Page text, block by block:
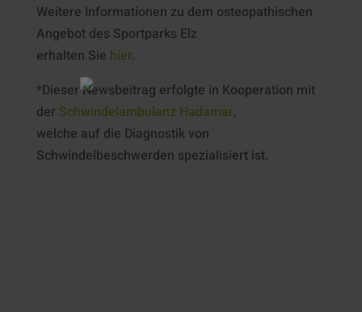
Weitere Informationen zu dem osteopathischen
Angebot des Sportparks Elz
erhalten Sie hier.
*Dieser Newsbeitrag erfolgte in Kooperation mit
der Schwindelambulanz Hadamar,
welche auf die Diagnostik von
Schwindelbeschwerden spezialisiert ist.